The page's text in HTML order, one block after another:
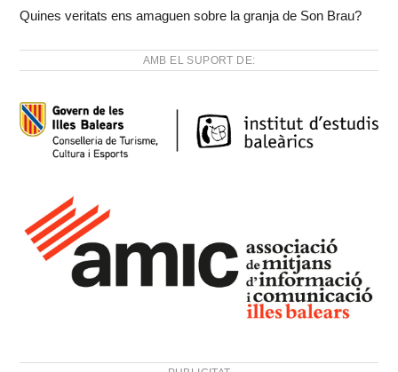
Quines veritats ens amaguen sobre la granja de Son Brau?
AMB EL SUPORT DE: